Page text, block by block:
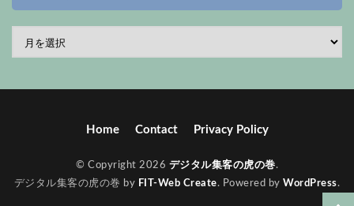
Home Contact Privacy Policy
© Copyright 2026 デジタル集客の虎の巻.
デジタル集客の虎の巻 by FIT-Web Create. Powered byWordPress.